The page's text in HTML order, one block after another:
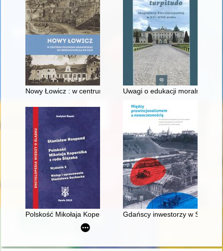
Nowy Łowicz : w centrum poligonu drawskiego od
Uwagi o edukacji moralnej
Polskość Mikołaja Kopernika z rodu Ślązaka
Gdańscy inwestorzy w